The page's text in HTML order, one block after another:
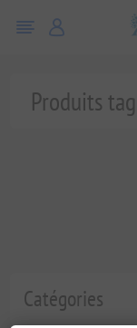
Catégories
Produits